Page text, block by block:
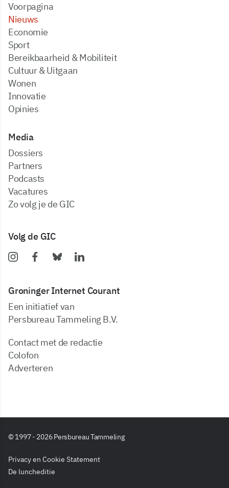
Voorpagina
Nieuws
Economie
Sport
Bereikbaarheid & Mobiliteit
Cultuur & Uitgaan
Wonen
Innovatie
Opinies
Media
dossiers
partners
podcasts
vacatures
zo volg je de GIC
Volg de GIC
Groninger Internet Courant
Een initiatief van
Persbureau Tammeling B.V.
Contact met de redactie
Colofon
Adverteren
© 1997 - 2026 Persbureau Tammeling
Privacy en Cookie Statement
De luncheditie